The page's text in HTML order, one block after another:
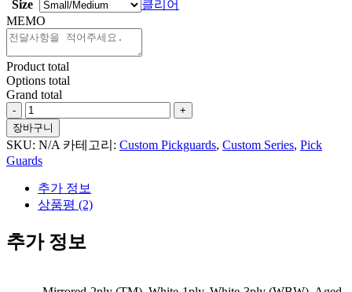
Size
클리어
MEMO
Product total
Options total
Grand total
Custom
Pickguard
1:1
Copy
-
수
량
장바구니
SKU: N/A 카테고리: Custom Pickguards, Custom Series, Pick
Guards
추가 정보
상품평 (2)
추가 정보